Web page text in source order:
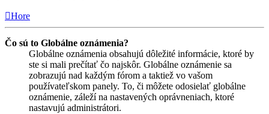
Hore
Čo sú to Globálne oznámenia?
Globálne oznámenia obsahujú dôležité informácie, ktoré by
ste si mali prečítať čo najskôr. Globálne oznámenie sa
zobrazujú nad každým fórom a taktiež vo vašom
používateľskom panely. To, či môžete odosielať globálne
oznámenie, záleží na nastavených oprávneniach, ktoré
nastavujú administrátori.